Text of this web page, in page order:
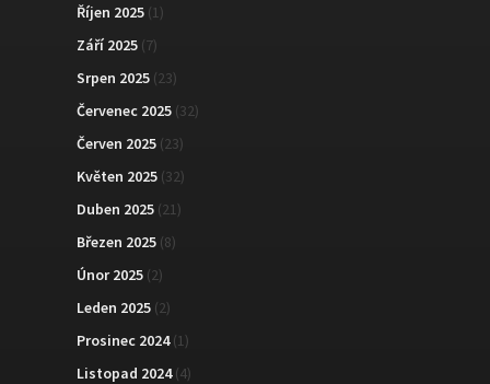
Říjen 2025 (1)
Září 2025 (7)
Srpen 2025 (23)
Červenec 2025 (32)
Červen 2025 (23)
Květen 2025 (32)
Duben 2025 (21)
Březen 2025 (8)
Únor 2025 (2)
Leden 2025 (2)
Prosinec 2024(1)
Listopad 2024(4)